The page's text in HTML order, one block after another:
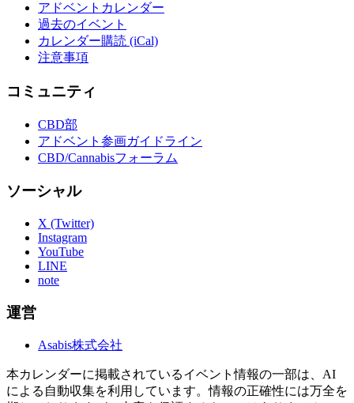
アドベントカレンダー
過去のイベント
カレンダー購読 (iCal)
注意事項
コミュニティ
CBD部
アドベント参画ガイドライン
CBD/Cannabisフォーラム
ソーシャル
X (Twitter)
Instagram
YouTube
LINE
note
運営
Asabis株式会社
本カレンダーに掲載されているイベント情報の一部は、AI
による自動収集を利用しています。情報の正確性には万全を